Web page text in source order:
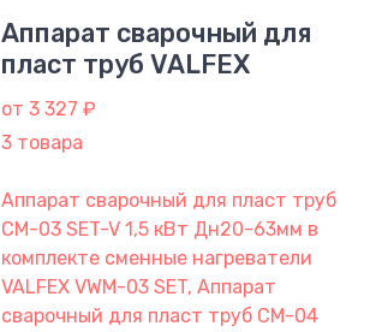
Аппарат сварочный для
пласт труб VALFEX
от 3 327 ₽
3 товара
Аппарат сварочный для пласт труб
CM-03 SET-V 1,5 кВт Дн20-63мм в
комплекте сменные нагреватели
VALFEX VWM-03 SET, Аппарат
сварочный для пласт труб CM-04